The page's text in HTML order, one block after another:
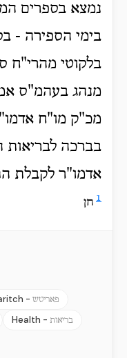
נמצא בספרים
בימי הספירה -
בלקוטי מהרי"ח
מנהג בעהמ"ס
מכ"ק מו"ח
בברכה לבריאות
אדמו"ר לקבלת
1 חן
- פאריטש
Health - בריאות